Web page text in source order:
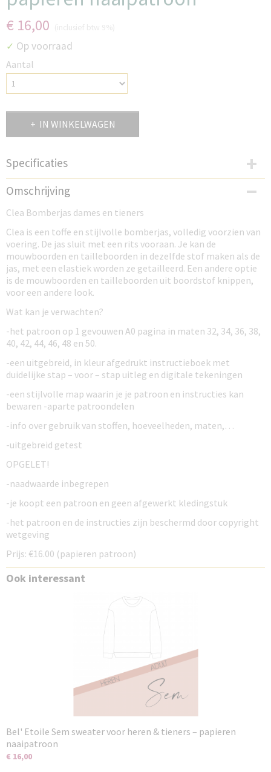
€ 16,00
✓ Op voorraad
Aantal
IN WINKELWAGEN
Specificaties
Productcode
BC1B
Omschrijving
Clea Bomberjas dames en tieners
Clea is een toffe en stijlvolle bomberjas, volledig voorzien van
voering. De jas sluit met een rits vooraan. Je kan de
mouwboorden en tailleboorden in dezelfde stof maken als de
jas, met een elastiek worden ze getailleerd. Een andere optie
is de mouwboorden en tailleboorden uit boordstof knippen,
voor een andere look.
Wat kan je verwachten?
-het patroon op 1 gevouwen A0 pagina in maten 32, 34, 36, 38,
40, 42, 44, 46, 48 en 50.
-een uitgebreid, in kleur afgedrukt instructieboek met
duidelijke stap – voor – stap uitleg en digitale tekeningen
-een stijlvolle map waarin je je patroon en instructies kan
bewaren -aparte patroondelen
-info over gebruik van stoffen, hoeveelheden, maten,…
-uitgebreid getest
OPGELET!
-naadwaarde inbegrepen
-je koopt een patroon en geen afgewerkt kledingstuk
-het patroon en de instructies zijn beschermd door copyright
wetgeving
Prijs: €16.00 (papieren patroon)
Ook interessant
Bel' Etoile Sem sweater voor heren & tieners – papieren
naaipatroon
€ 16,00